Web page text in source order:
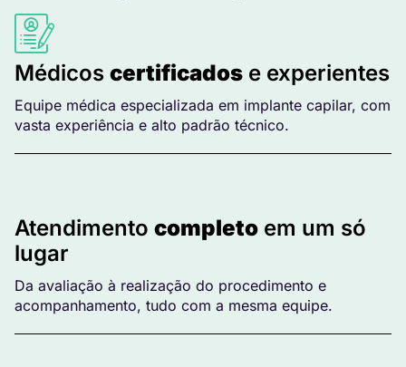
Médicos certificados e experientes
Equipe médica especializada em implante capilar, com
vasta experiência e alto padrão técnico.
Atendimento completo em um só
lugar
Da avaliação à realização do procedimento e
acompanhamento, tudo com a mesma equipe.